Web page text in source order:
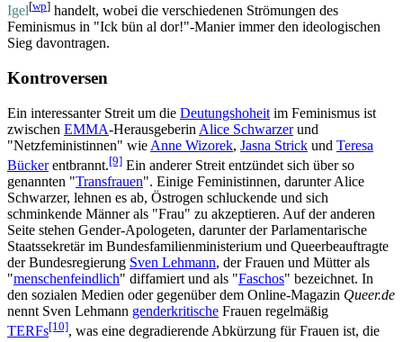
Igel[wp] handelt, wobei die verschiedenen Strömungen des
Feminismus in "Ick bün al dor!"-Manier immer den ideologischen
Sieg davontragen.
Kontroversen
Ein interessanter Streit um die Deutungshoheit im Feminismus ist
zwischen EMMA-Herausgeberin Alice Schwarzerund
"Netzfeministinnen" wie Anne Wizorek, Jasna Strick und Teresa
Bückerentbrannt.[9] Ein anderer Streit entzündet sich über so
genannten "Transfrauen". Einige Feministinnen, darunter Alice
Schwarzer, lehnen es ab, Östrogen schluckende und sich
schminkende Männer als "Frau" zu akzeptieren. Auf der anderen
Seite stehen Gender-Apologeten, darunter der Parlamentarische
Staats­sekretär im Bundes­familien­ministerium und Queer­beauftragte
der Bundesregierung Sven Lehmann, der Frauen und Mütter als
"menschen­feindlich" diffamiert und als "Faschos" bezeichnet. In
den sozialen Medien oder gegenüber dem Online-Magazin Queer.de
nennt Sven Lehmann gender­kritische Frauen regelmäßig
TERFs[10], was eine degradierende Abkürzung für Frauen ist, die